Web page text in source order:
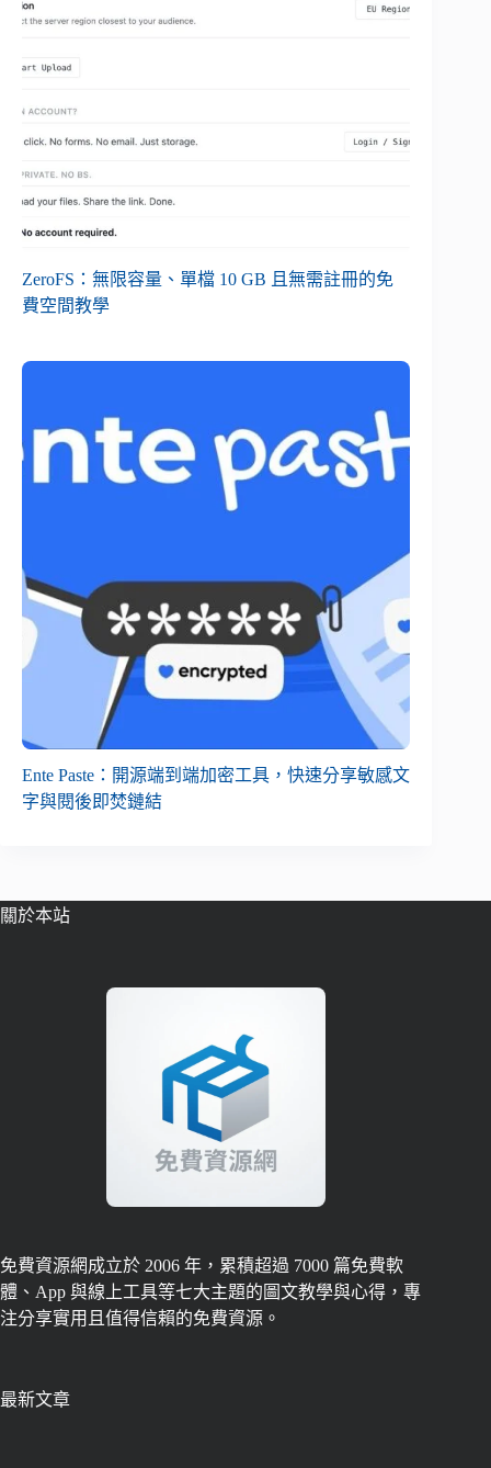
ZeroFS：無限容量、單檔 10 GB 且無需註冊的免
費空間教學
Ente Paste：開源端到端加密工具，快速分享敏感文
字與閱後即焚鏈結
關於本站
免費資源網成立於 2006 年，累積超過 7000 篇免費軟
體、App 與線上工具等七大主題的圖文教學與心得，專
注分享實用且值得信賴的免費資源。
最新文章